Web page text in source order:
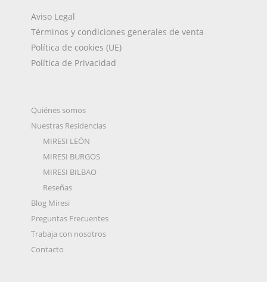
Aviso Legal
Términos y condiciones generales de venta
Política de cookies (UE)
Política de Privacidad
Quiénes somos
Nuestras Residencias
MIRESI LEÓN
MIRESI BURGOS
MIRESI BILBAO
Reseñas
Blog Miresi
Preguntas Frecuentes
Trabaja con nosotros
Contacto